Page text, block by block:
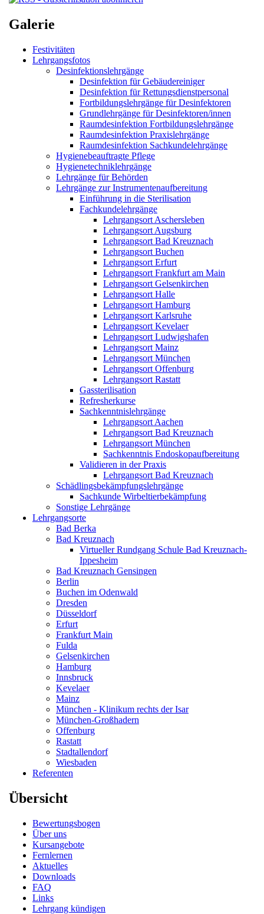
Galerie
Festivitäten
Lehrgangsfotos
Desinfektionslehrgänge
Desinfektion für Gebäudereiniger
Desinfektion für Rettungsdienstpersonal
Fortbildungslehrgänge für Desinfektoren
Grundlehrgänge für Desinfektoren/innen
Raumdesinfektion Fortbildungslehrgänge
Raumdesinfektion Praxislehrgänge
Raumdesinfektion Sachkundelehrgänge
Hygienebeauftragte Pflege
Hygienetechniklehrgänge
Lehrgänge für Behörden
Lehrgänge zur Instrumentenaufbereitung
Einführung in die Sterilisation
Fachkundelehrgänge
Lehrgangsort Aschersleben
Lehrgangsort Augsburg
Lehrgangsort Bad Kreuznach
Lehrgangsort Buchen
Lehrgangsort Erfurt
Lehrgangsort Frankfurt am Main
Lehrgangsort Gelsenkirchen
Lehrgangsort Halle
Lehrgangsort Hamburg
Lehrgangsort Karlsruhe
Lehrgangsort Kevelaer
Lehrgangsort Ludwigshafen
Lehrgangsort Mainz
Lehrgangsort München
Lehrgangsort Offenburg
Lehrgangsort Rastatt
Gassterilisation
Refresherkurse
Sachkenntnislehrgänge
Lehrgangsort Aachen
Lehrgangsort Bad Kreuznach
Lehrgangsort München
Sachkenntnis Endoskopaufbereitung
Validieren in der Praxis
Lehrgangsort Bad Kreuznach
Schädlingsbekämpfungslehrgänge
Sachkunde Wirbeltierbekämpfung
Sonstige Lehrgänge
Lehrgangsorte
Bad Berka
Bad Kreuznach
Virtueller Rundgang Schule Bad Kreuznach-
Ippesheim
Bad Kreuznach Gensingen
Berlin
Buchen im Odenwald
Dresden
Düsseldorf
Erfurt
Frankfurt Main
Fulda
Gelsenkirchen
Hamburg
Innsbruck
Kevelaer
Mainz
München - Klinikum rechts der Isar
München-Großhadern
Offenburg
Rastatt
Stadtallendorf
Wiesbaden
Referenten
Übersicht
Bewertungsbogen
Über uns
Kursangebote
Fernlernen
Aktuelles
Downloads
FAQ
Links
Lehrgang kündigen